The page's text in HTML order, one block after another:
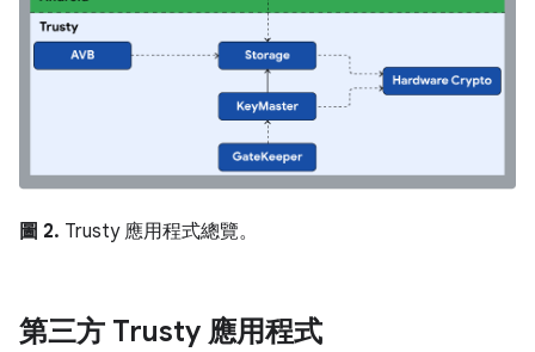
圖 2. Trusty 應用程式總覽。
第三方 Trusty 應用程式